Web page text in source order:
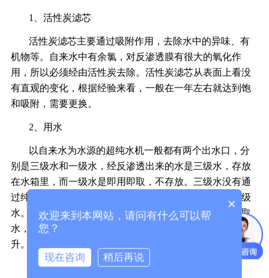
1、活性炭滤芯
活性炭滤芯主要通过吸附作用，去除水中的异味、有
机物等。自来水中有余氯，对反渗透膜有很大的氧化作
用，所以必须经由活性炭去除。活性炭滤芯从表面上看没
有直观的变化，根据经验来看，一般在一年左右就达到饱
和吸附，需要更换。
2、用水
以自来水为水源的超纯水机一般都有两个出水口，分
别是三级水和一级水，经反渗透出来的水是三级水，存放
在水箱里，而一级水是即用即取，不存放。三级水没有通
过纯化柱，一级水通过了纯化柱，一级水的成本高于三级
水。所以客户在日常应用的时候，应根据水质需求分质取
水，能用三级水时尽量不用一级水，避免使用成本的上
升。
3、纯化柱
×
欢迎来到本网站，请问有什么可以帮
您？
现在咨询 稍后再说